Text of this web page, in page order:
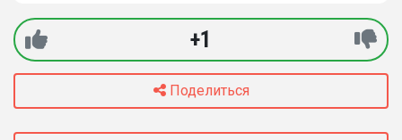
+1
Поделиться